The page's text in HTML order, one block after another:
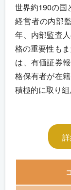
世界約190の国
経営者の内部
年、内部監査
格の重要性も
は、有価証券
格保有者が在
積極的に取り組